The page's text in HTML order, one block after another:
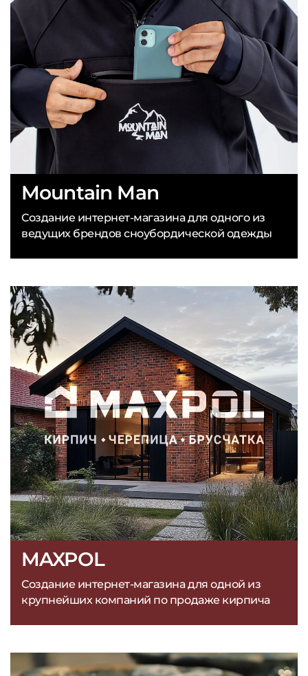
MAXPOL
Создание интернет-магазина для одной из
крупнейших компаний по продаже кирпича
Mountain Man
Создание интернет-магазина для одного из
ведущих брендов сноубордической одежды